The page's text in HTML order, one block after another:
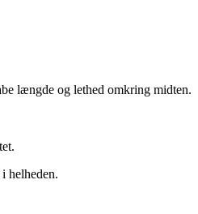
længde og lethed omkring midten.
helheden.